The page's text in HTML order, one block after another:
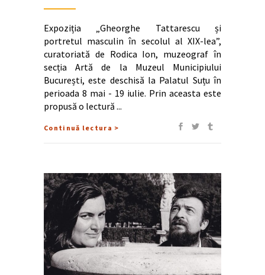
Expoziția „Gheorghe Tattarescu și
portretul masculin în secolul al XIX-lea”,
curatoriată de Rodica Ion, muzeograf în
secția Artă de la Muzeul Municipiului
București, este deschisă la Palatul Suțu în
perioada 8 mai - 19 iulie. Prin aceasta este
propusă o lectură
Continuă lectura >